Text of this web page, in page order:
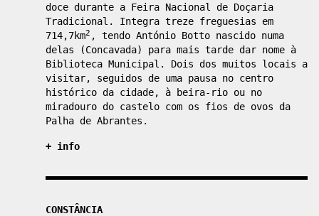
doce durante a Feira Nacional de Doçaria
Tradicional. Integra treze freguesias em
714,7km2 , tendo António Botto nascido numa
delas (Concavada) para mais tarde dar nome à
Biblioteca Municipal. Dois dos muitos locais a
visitar, seguidos de uma pausa no centro
histórico da cidade, à beira-rio ou no
miradouro do castelo com os fios de ovos da
Palha de Abrantes.
+ info
CONSTÂNCIA